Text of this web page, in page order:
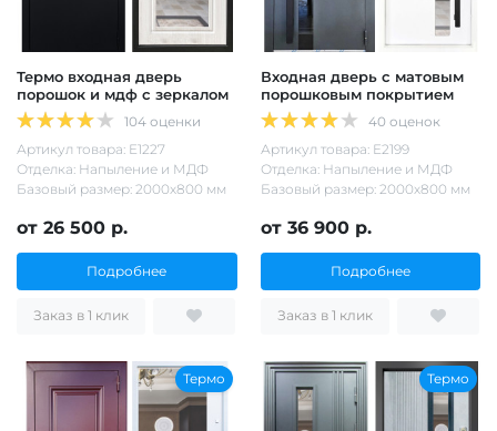
Термо входная дверь
порошок и мдф с зеркалом
104 оценки
Артикул товара: Е1227
Отделка: Напыление и МДФ
Базовый размер: 2000х800 мм
от 26 500 р.
Подробнее
Заказ в 1 клик
Входная дверь с матовым
порошковым покрытием
40 оценок
Артикул товара: Е2199
Отделка: Напыление и МДФ
Базовый размер: 2000х800 мм
от 36 900 р.
Подробнее
Заказ в 1 клик
Термо Термо